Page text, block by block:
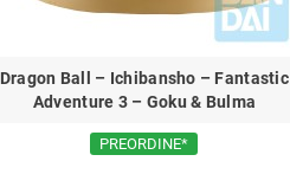
Dragon Ball – Ichibansho – Fantastic
Adventure 3 – Goku & Bulma
PREORDINE*